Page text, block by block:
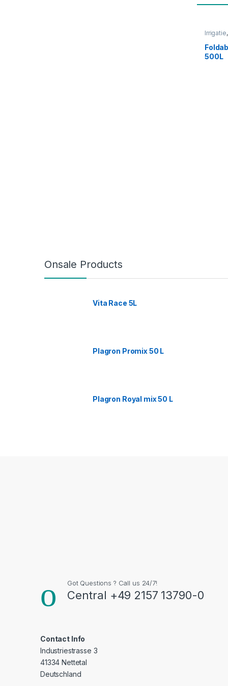
Irrigatie
500L
Onsale Products
Vita Race 5L
Plagron Promix 50 L
Plagron Royal mix 50 L
Got Questions ? Call us 24/7!
Central +49 2157 13790-0
Contact Info
Industriestrasse 3
41334 Nettetal
Deutschland